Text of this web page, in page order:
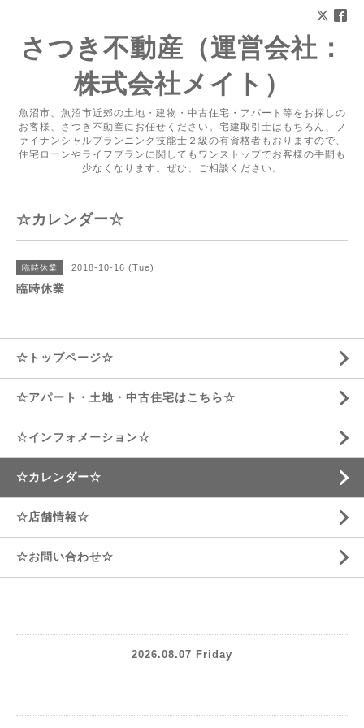
さつき不動産（運営会社：
株式会社メイト）
魚沼市、魚沼市近郊の土地・建物・中古住宅・アパート等をお探しの
お客様、さつき不動産にお任せください。宅建取引士はもちろん、フ
ァイナンシャルプランニング技能士２級の有資格者もおりますので、
住宅ローンやライフプランに関してもワンストップでお客様の手間も
少なくなります。ぜひ、ご相談ください。
☆カレンダー☆
臨時休業 2018-10-16 (Tue)
臨時休業
☆トップページ☆
☆アパート・土地・中古住宅はこちら☆
☆インフォメーション☆
☆カレンダー☆
☆店舗情報☆
☆お問い合わせ☆
2026.08.07 Friday